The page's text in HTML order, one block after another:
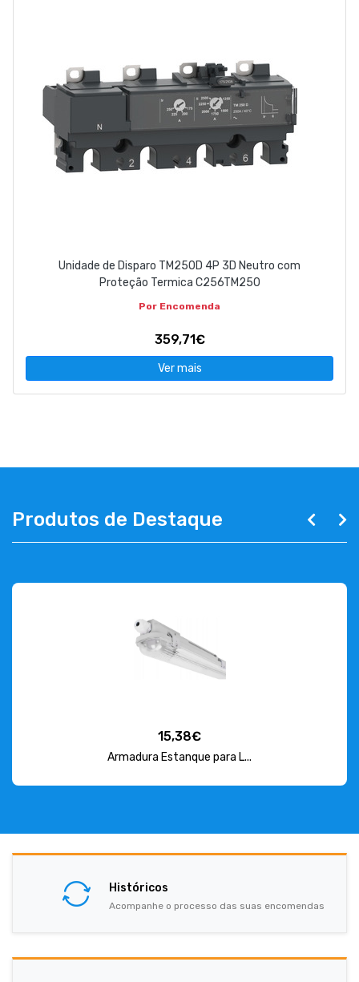
Unidade de Disparo TM250D 4P 3D Neutro com
Proteção Termica C256TM250
Por Encomenda
359,71€
Ver mais
Produtos de Destaque
15,38€
Armadura Estanque para L...
Históricos
Acompanhe o processo das suas encomendas